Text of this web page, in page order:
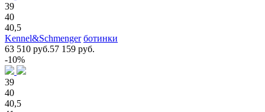
39
40
40,5
Kennel&Schmenger ботинки
63 510 руб.57 159 руб.
-10%
39
40
40,5